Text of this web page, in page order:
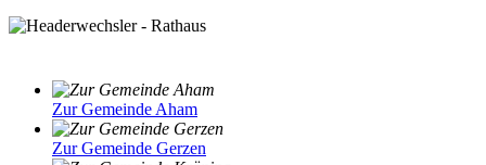
Zur Gemeinde Aham
Zur Gemeinde Gerzen